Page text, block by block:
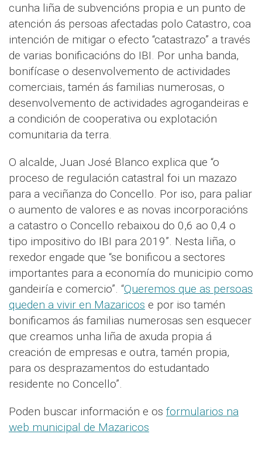
cunha liña de subvencións propia e un punto de
atención ás persoas afectadas polo Catastro, coa
intención de mitigar o efecto “catastrazo” a través
de varias bonificacións do IBI. Por unha banda,
bonifícase o desenvolvemento de actividades
comerciais, tamén ás familias numerosas, o
desenvolvemento de actividades agrogandeiras e
a condición de cooperativa ou explotación
comunitaria da terra.
O alcalde, Juan José Blanco explica que “o
proceso de regulación catastral foi un mazazo
para a veciñanza do Concello. Por iso, para paliar
o aumento de valores e as novas incorporacións
a catastro o Concello rebaixou do 0,6 ao 0,4 o
tipo impositivo do IBI para 2019”. Nesta liña, o
rexedor engade que “se bonificou a sectores
importantes para a economía do municipio como
gandeiría e comercio”. “Queremos que as persoas
queden a vivir en Mazaricos e por iso tamén
bonificamos ás familias numerosas sen esquecer
que creamos unha liña de axuda propia á
creación de empresas e outra, tamén propia,
para os desprazamentos do estudantado
residente no Concello”.
Poden buscar información e os formularios na
web municipal de Mazaricos